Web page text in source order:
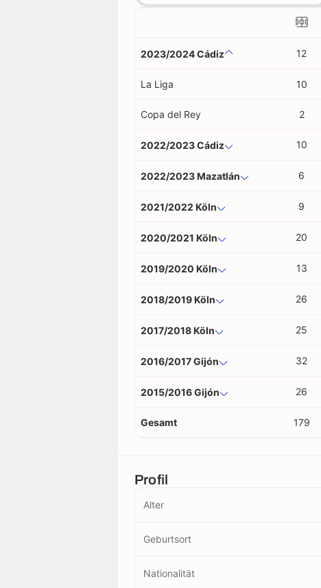
2023/2024 Cádiz 12
La Liga 10
Copa del Rey 2
2022/2023 Cádiz 10
2022/2023 Mazatlán 6
2021/2022 Köln 9
2020/2021 Köln 20
2019/2020 Köln 13
2018/2019 Köln 26
2017/2018 Köln 25
2016/2017 Gijón 32
2015/2016 Gijón 26
Gesamt 179
Profil
Alter
Geburtsort
Nationalität